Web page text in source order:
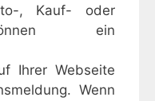
, Kauf- oder
ein
Ihrer Webseite
Wenn